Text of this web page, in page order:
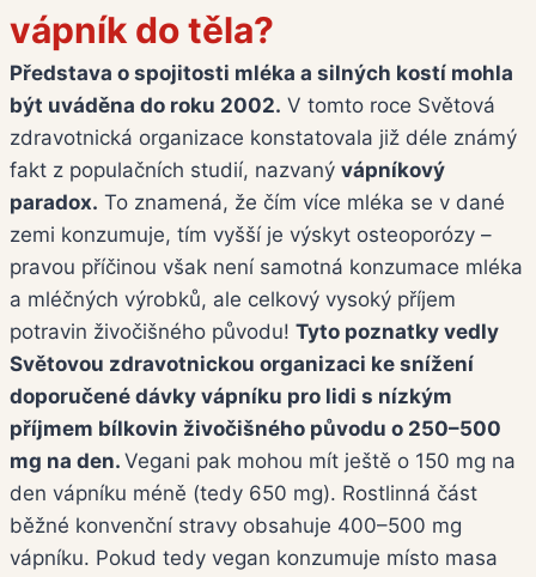
vápník do těla?
Představa o spojitosti mléka a silných kostí mohla
být uváděna do roku 2002. V tomto roce Světová
zdravotnická organizace konstatovala již déle známý
fakt z populačních studií, nazvaný vápníkový
paradox. To znamená, že čím více mléka se v dané
zemi konzumuje, tím vyšší je výskyt osteoporózy –
pravou příčinou však není samotná konzumace mléka
a mléčných výrobků, ale celkový vysoký příjem
potravin živočišného původu! Tyto poznatky vedly
Světovou zdravotnickou organizaci ke snížení
doporučené dávky vápníku pro lidi s nízkým
příjmem bílkovin živočišného původu o 250–500
mg na den. Vegani pak mohou mít ještě o 150 mg na
den vápníku méně (tedy 650 mg). Rostlinná část
běžné konvenční stravy obsahuje 400–500 mg
vápníku. Pokud tedy vegan konzumuje místo masa